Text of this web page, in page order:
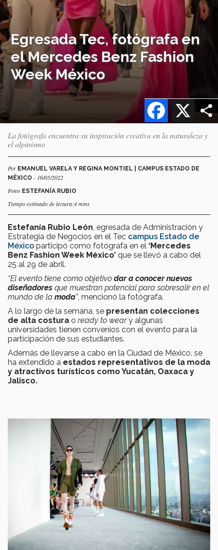
Egresada Tec, fotógrafa en
el Mercedes Benz Fashion
Week México
X
Facebook
La fotógrafa encuentra su inspiración creativa en la naturaleza y
el alpinismo
Por EMANUEL VARELA Y REGINA MONTIEL | CAMPUS ESTADO DE
MÉXICO - 16/05/2022
Fotos ESTEFANÍA RUBIO
Tiempo estimado de lectura:4 mins
Estefanía Rubio León , egresada de Administración y
Estrategia de Negocios en el Tec campus Estado de
México participó como fotógrafa en el ‘Mercedes
Benz Fashion Week México’ que se llevó a cabo del
25 al 29 de abril.
“El evento tiene como objetivo dar a conocer nuevos
diseñadores que muestran potencial para sobresalir en el
mundo de la moda”, mencionó la fotógrafa.
A lo largo de la semana, se presentan colecciones
de alta costura o ready to weary algunas
universidades tienen convenios con el evento para la
participación de sus estudiantes.
Además de llevarse a cabo en la Ciudad de México, se
ha extendido a estados representativos de la moda
y atractivos turísticos como Yucatán, Oaxaca y
Jalisco.